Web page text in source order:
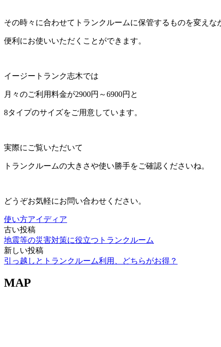
その時々に合わせてトランクルームに保管するものを変えな
便利にお使いいただくことができます。
イージートランク志木では
月々のご利用料金が2900円～6900円と
8タイプのサイズをご用意しています。
実際にご覧いただいて
トランクルームの大きさや使い勝手をご確認くださいね。
どうぞお気軽にお問い合わせください。
使い方アイディア
投
稿
ナ
ビ
古い投稿
地震等の災害対策に役立つトランクルーム
新しい投稿
引っ越しとトランクルーム利用、どちらがお得？
MAP